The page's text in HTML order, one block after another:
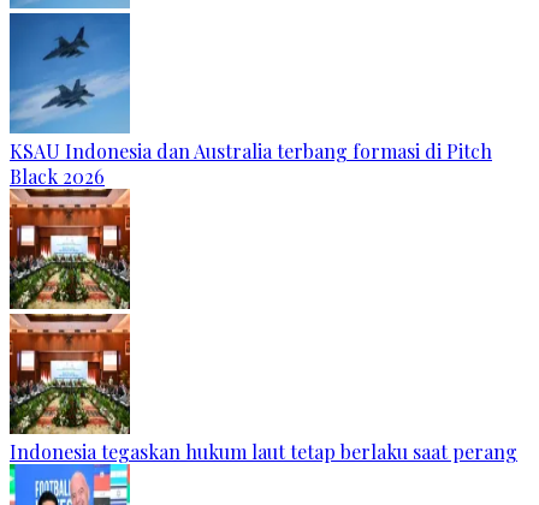
KSAU Indonesia dan Australia terbang formasi di Pitch
Black 2026
Indonesia tegaskan hukum laut tetap berlaku saat perang